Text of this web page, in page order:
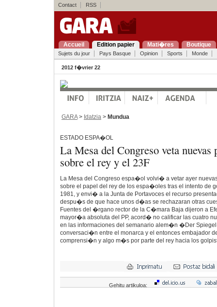
Contact RSS
Accueil Edition papier Mati�res Boutique
Sujets du jour Pays Basque Opinion Sports Monde
2012 f�vrier 22
GARA> Idatzia > Mundua
ESTADO ESPA�OL
La Mesa del Congreso veta nuevas
sobre el rey y el 23F
La Mesa del Congreso espa�ol volvi� a vetar ayer
sobre el papel del rey de los espa�oles tras el intento de
1981, y envi� a la Junta de Portavoces el recurso
despu�s de que hace unos d�as se rechazaran otras
Fuentes del �rgano rector de la C�mara Baja dijeron a
mayor�a absoluta del PP, acord� no calificar las cuatro
en las informaciones del semanario alem�n �Der
conversaci�n entre el monarca y el entonces embajador
comprensi�n y algo m�s por parte del rey hacia los
Gehitu artikuloa: